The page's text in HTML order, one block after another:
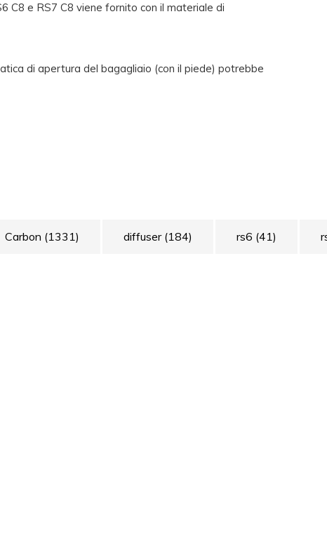
C8 e RS7 C8 viene fornito con il materiale di
di apertura del bagagliaio (con il piede) potrebbe
Carbon (1331) diffuser (184) rs6 (41)